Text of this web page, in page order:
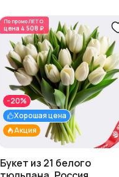
По промоЛЕТО
цена 4 508 ₽
Акция
Хорошая цена
-20%
Букет из 21 белого